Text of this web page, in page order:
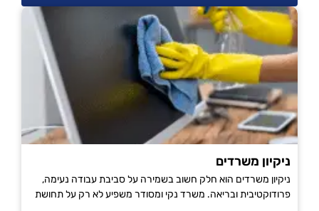
ניקיון משרדים
ניקיון משרדים הוא חלק חשוב בשמירה על סביבת עבודה נעימה,
פרודוקטיבית ובריאה. משרד נקי ומסודר משפיע לא רק על תחושת